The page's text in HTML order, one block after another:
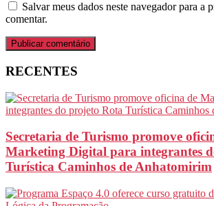
Salvar meus dados neste navegador para a
comentar.
RECENTES
Secretaria de Turismo promove
Marketing Digital para integrantes
Turística Caminhos de Anhatomirim